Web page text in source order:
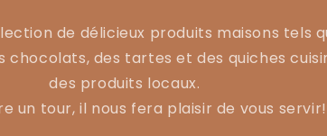
de délicieux produits maisons tels
chocolats, des tartes et des quiches
des produits locaux.
un tour, il nous fera plaisir de vous servir!